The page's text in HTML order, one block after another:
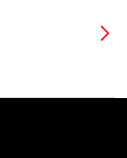
monument.
in een